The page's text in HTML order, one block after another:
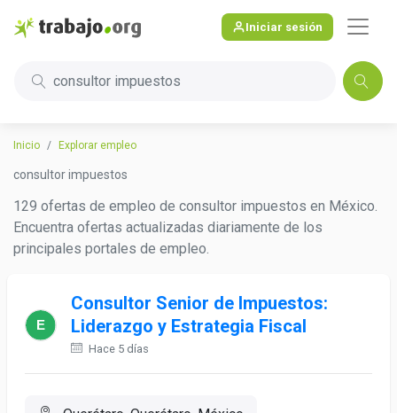
Iniciar sesión
consultor impuestos
Inicio Explorar empleo
consultor impuestos
129 ofertas de empleo de consultor impuestos en México.
Encuentra ofertas actualizadas diariamente de los
principales portales de empleo.
Consultor Senior de Impuestos:
Liderazgo y Estrategia Fiscal
Hace 5 días